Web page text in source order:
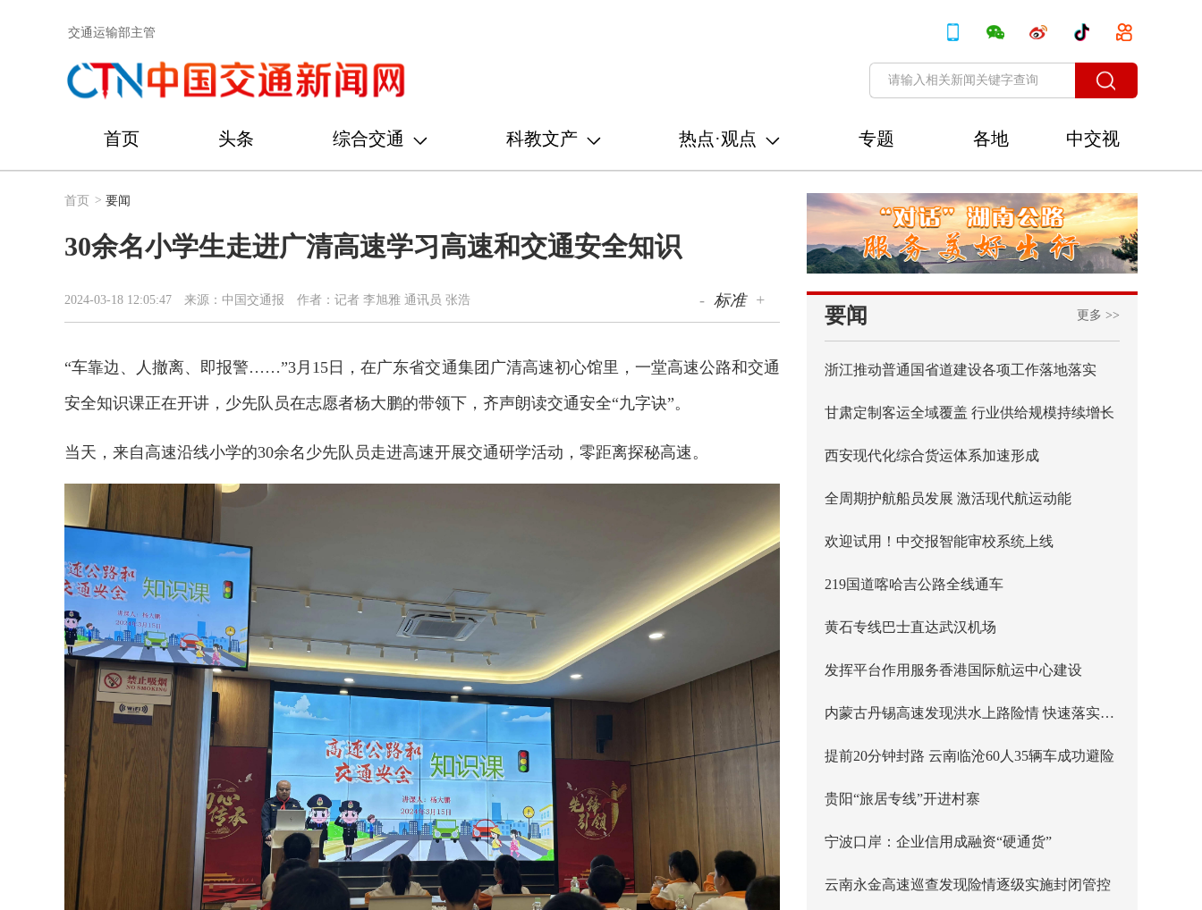
交通运输部主管
首页 头条 综合交通 科教文产 热点·观点 专题 各地
中交视
讯
首页 > 要闻
30余名小学生走进广清高速学习高速和交通安全知识
2024-03-18 12:05:47 来源：中国交通报 作者：记者 李旭雅 通讯员 张浩 - 标准 +
“车靠边、人撤离、即报警……”3月15日，在广东省交通集团广清高速初心馆里，一堂高速公路和交通
安全知识课正在开讲，少先队员在志愿者杨大鹏的带领下，齐声朗读交通安全“九字诀”。
当天，来自高速沿线小学的30余名少先队员走进高速开展交通研学活动，零距离探秘高速。
要闻 更多 >>
浙江推动普通国省道建设各项工作落地落实
甘肃定制客运全域覆盖 行业供给规模持续增长
西安现代化综合货运体系加速形成
全周期护航船员发展 激活现代航运动能
欢迎试用！中交报智能审校系统上线
219国道喀哈吉公路全线通车
黄石专线巴士直达武汉机场
发挥平台作用服务香港国际航运中心建设
内蒙古丹锡高速发现洪水上路险情 快速落实主线封闭管控
提前20分钟封路 云南临沧60人35辆车成功避险
贵阳“旅居专线”开进村寨
宁波口岸：企业信用成融资“硬通货”
云南永金高速巡查发现险情逐级实施封闭管控